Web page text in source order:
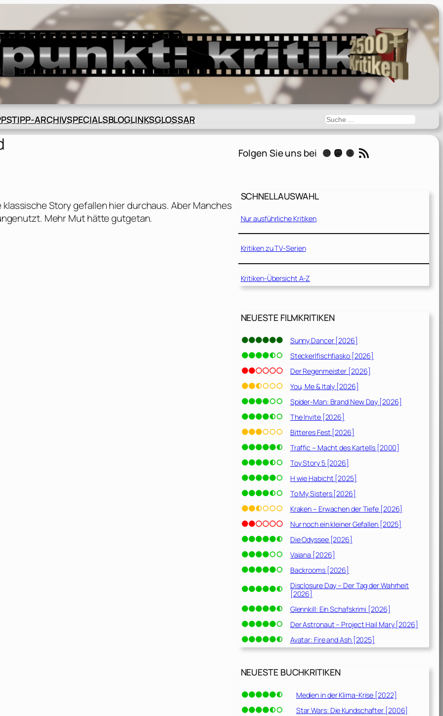
TIPP-ARCHIVSPECIALSBLOGLINKSGLOSSAR Suchen
Story gefallen hier durchaus. Aber Manches
Mehr Mut hätte gutgetan.
Folgen Sie uns bei Instagram Mastodon Threads RSS-Feed
SCHNELLAUSWAHL
Nur ausführliche Kritiken
Kritiken zu TV-Serien
Kritiken-Übersicht A-Z
NEUESTE FILMKRITIKEN
Sunny Dancer [2026]
Steckerlfischfiasko [2026]
Der Regenmeister [2026]
You, Me & Italy [2026]
Spider-Man: Brand New Day [2026]
The Invite [2026]
Bitteres Fest [2026]
Traffic – Macht des Kartells [2000]
Toy Story 5 [2026]
H wie Habicht [2025]
To My Sisters [2026]
Kraken – Erwachen der Tiefe [2026]
Nur noch ein kleiner Gefallen [2025]
Die Odyssee [2026]
Vaiana [2026]
Backrooms [2026]
Disclosure Day – Der Tag der Wahrheit
[2026]
Glennkill: Ein Schafskrimi [2026]
Der Astronaut – Project Hail Mary [2026]
Avatar: Fire and Ash [2025]
NEUESTE BUCHKRITIKEN
Medien in der Klima-Krise [2022]
Star Wars: Die Kundschafter [2006]